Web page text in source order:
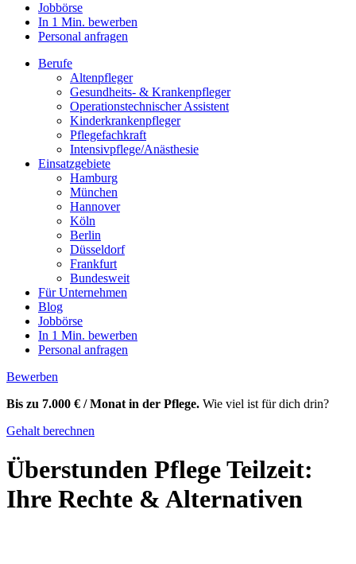
Jobbörse
In 1 Min. bewerben
Personal anfragen
Berufe
Altenpfleger
Gesundheits- & Krankenpfleger
Operationstechnischer Assistent
Kinderkrankenpfleger
Pflegefachkraft
Intensivpflege/Anästhesie
Einsatzgebiete
Hamburg
München
Hannover
Köln
Berlin
Düsseldorf
Frankfurt
Bundesweit
Für Unternehmen
Blog
Jobbörse
In 1 Min. bewerben
Personal anfragen
Bewerben
Bis zu 7.000 € / Monat in der Pflege. Wie viel ist für dich drin?
Gehalt berechnen
Überstunden Pflege Teilzeit:
Ihre Rechte & Alternativen